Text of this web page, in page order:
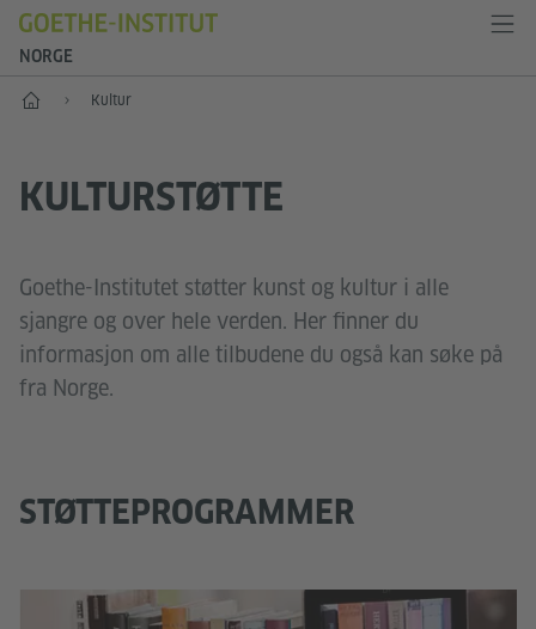
NORGE
Forside Kultur
KULTURSTØTTE
Goethe-Institutet støtter kunst og kultur i alle
sjangre og over hele verden. Her finner du
informasjon om alle tilbudene du også kan søke på
fra Norge.
STØTTEPROGRAMMER